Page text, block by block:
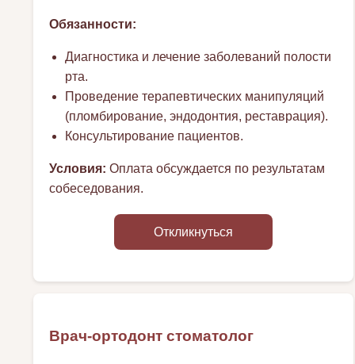
Обязанности:
Диагностика и лечение заболеваний полости
рта.
Проведение терапевтических манипуляций
(пломбирование, эндодонтия, реставрация).
Консультирование пациентов.
Условия: Оплата обсуждается по результатам
собеседования.
Откликнуться
Врач-ортодонт стоматолог